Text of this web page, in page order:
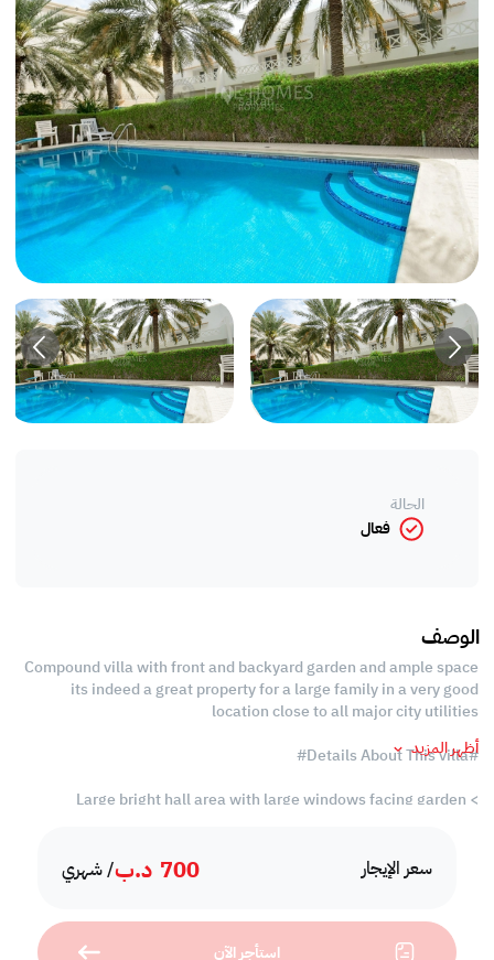
سعر الإيجار 700 د.ب/ شهري
استأجر الآن
الحالة
فعال
الوصف
Compound villa with front and backyard garden and ample space
its indeed a great property for a large family in a very good
location close to all major city utilities
#Details About This villa#
> Large bright hall area with large windows facing garden
> Generous sized 4 bedrooms 1 ensuite with ample space and
أظهر المزيد